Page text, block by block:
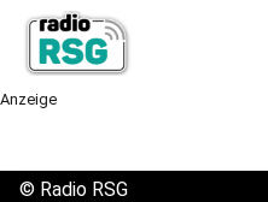
Anzeige
© Radio RSG